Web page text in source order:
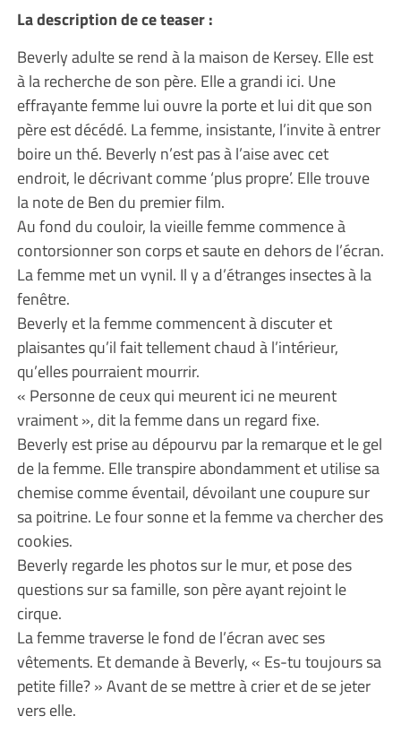
La description de ce teaser :
Beverly adulte se rend à la maison de Kersey. Elle est
à la recherche de son père. Elle a grandi ici. Une
effrayante femme lui ouvre la porte et lui dit que son
père est décédé. La femme, insistante, l’invite à entrer
boire un thé. Beverly n’est pas à l’aise avec cet
endroit, le décrivant comme ‘plus propre’. Elle trouve
la note de Ben du premier film.
Au fond du couloir, la vieille femme commence à
contorsionner son corps et saute en dehors de l’écran.
La femme met un vynil. Il y a d’étranges insectes à la
fenêtre.
Beverly et la femme commencent à discuter et
plaisantes qu’il fait tellement chaud à l’intérieur,
qu’elles pourraient mourrir.
« Personne de ceux qui meurent ici ne meurent
vraiment », dit la femme dans un regard fixe.
Beverly est prise au dépourvu par la remarque et le gel
de la femme. Elle transpire abondamment et utilise sa
chemise comme éventail, dévoilant une coupure sur
sa poitrine. Le four sonne et la femme va chercher des
cookies.
Beverly regarde les photos sur le mur, et pose des
questions sur sa famille, son père ayant rejoint le
cirque.
La femme traverse le fond de l’écran avec ses
vêtements. Et demande à Beverly, « Es-tu toujours sa
petite fille? » Avant de se mettre à crier et de se jeter
vers elle.